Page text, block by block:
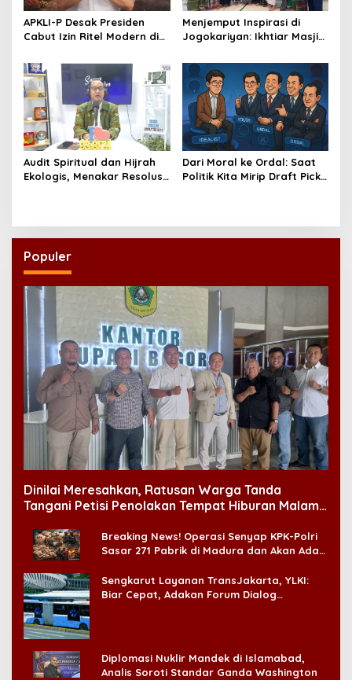
APKLI-P Desak Presiden
Cabut Izin Ritel Modern di
Rakyat
Menjemput Inspirasi di
Jogokariyan: Ikhtiar Masjid
Mewujudkan Manajemen
Berbasis Umat
Audit Spiritual dan Hijrah
Ekologis, Menakar Resolusi
Dari Moral ke Ordal: Saat
Politik Kita Mirip Draft Pick
Populer
Dinilai Meresahkan, Ratusan Warga Tanda
Tangani Petisi Penolakan Tempat Hiburan Malam
Breaking News! Operasi Senyap KPK-Polri
Sasar 271 Pabrik di Madura dan Akan Ada
Sengkarut Layanan TransJakarta, YLKI:
Biar Cepat, Adakan Forum Dialog
Diplomasi Nuklir Mandek di Islamabad,
Analis Soroti Standar Ganda Washington